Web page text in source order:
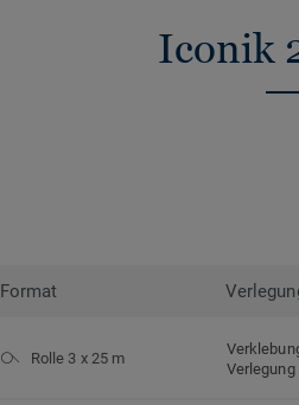
Iconik
Format
Rolle 3 x 25 m
Verlegung